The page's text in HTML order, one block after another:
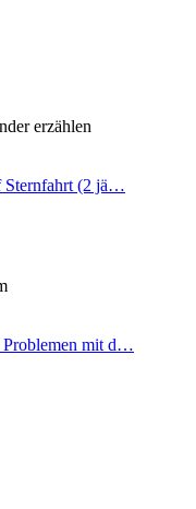
erzählen
Sternfahrt (2 jä…
mit d…